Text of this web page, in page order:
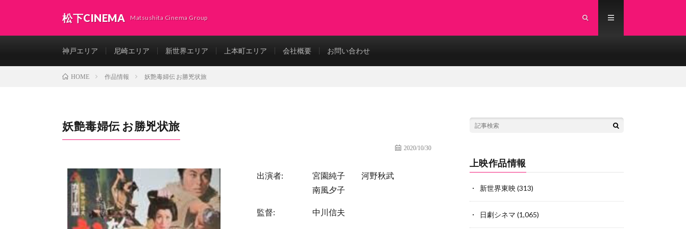
松下CINEMA Matsushita Cinema Group
神戸エリア 尼崎エリア 新世界エリア 上本町エリア 会社概要 お問い合わせ
HOME 作品情報 妖艶毒婦伝 お勝兇状旅
妖艶毒婦伝 お勝兇状旅
2020/10/30
出演者: 宮園純子
河野秋武
南風夕子
監督: 中川信夫
上映作品情報
新世界東映(313)
日劇シネマ (1,065)